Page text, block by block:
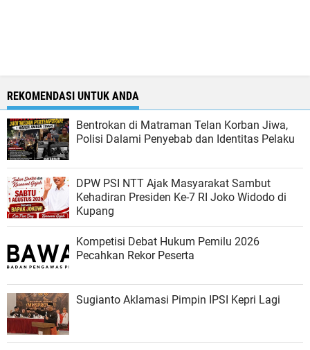
REKOMENDASI UNTUK ANDA
Bentrokan di Matraman Telan Korban Jiwa,
Polisi Dalami Penyebab dan Identitas Pelaku
DPW PSI NTT Ajak Masyarakat Sambut
Kehadiran Presiden Ke-7 RI Joko Widodo di
Kupang
Kompetisi Debat Hukum Pemilu 2026
Pecahkan Rekor Peserta
Sugianto Aklamasi Pimpin IPSI Kepri Lagi